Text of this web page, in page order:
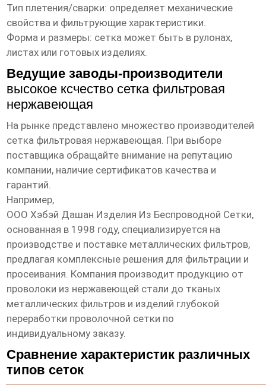
Тип плетения/сварки: определяет механические
свойства и фильтрующие характеристики.
Форма и размеры: сетка может быть в рулонах,
листах или готовых изделиях.
Ведущие заводы-производители
высокое ксчество сетка фильтровая
нержавеющая
На рынке представлено множество производителей
сетка фильтровая нержавеющая. При выборе
поставщика обращайте внимание на репутацию
компании, наличие сертификатов качества и
гарантий.
Например,
ООО Хэбэй Дашан Изделия Из Беспроводной Сетки,
основанная в 1998 году, специализируется на
производстве и поставке металлических фильтров,
предлагая комплексные решения для фильтрации и
просеивания. Компания производит продукцию от
проволоки из нержавеющей стали до тканых
металлических фильтров и изделий глубокой
переработки проволочной сетки по
индивидуальному заказу.
Сравнение характеристик различных
типов сеток